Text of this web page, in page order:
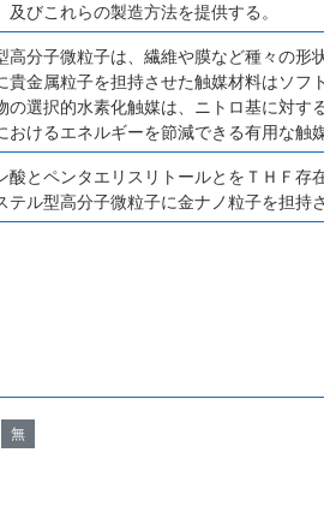
びこれらの製造方法を提供する。
高分子微粒子は、繊維や膜など種々の形
金属粒子を担持させた触媒材料はソフ
の選択的水素化触媒は、ニトロ基に対
けるエネルギーを節減できる有用な触
酸とペンタエリスリトールとをＴＨＦ
ル型高分子微粒子に金ナノ粒子を担持
無